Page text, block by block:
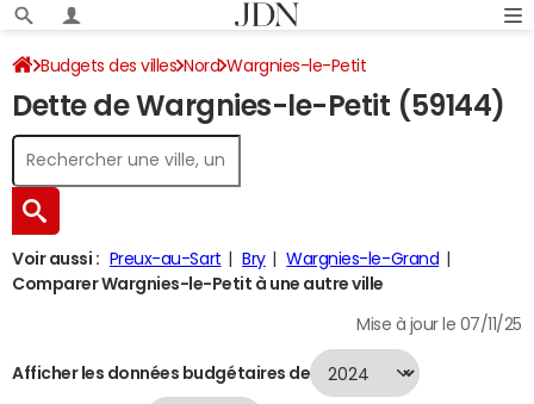
Budgets des villes Nord Wargnies-le-Petit
Dette au 31/12/2024
Dette de Wargnies-le-Petit (59144)
Voir aussi : Preux-au-Sart Bry
Wargnies-le-Grand
Comparer Wargnies-le-Petit à une autre ville
Mise à jour le 07/11/25
Afficher les données budgétaires de